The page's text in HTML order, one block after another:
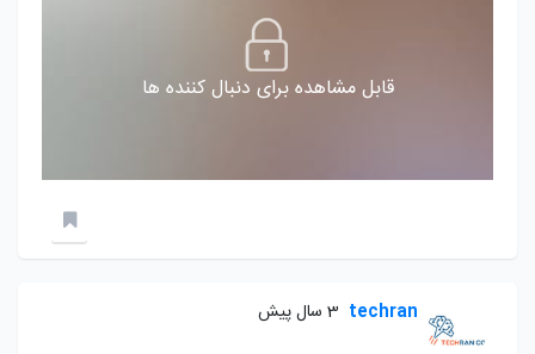
قابل مشاهده برای دنبال کننده ها
techran 3 سال پیش